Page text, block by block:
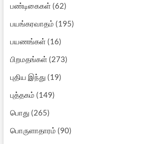
பண்டிகைகள்(62)
பயங்கரவாதம் (195)
பயணங்கள்(16)
பிறமதங்கள்(273)
புதிய இந்து (19)
புத்தகம் (149)
பொது (265)
பொருளாதாரம் (90)